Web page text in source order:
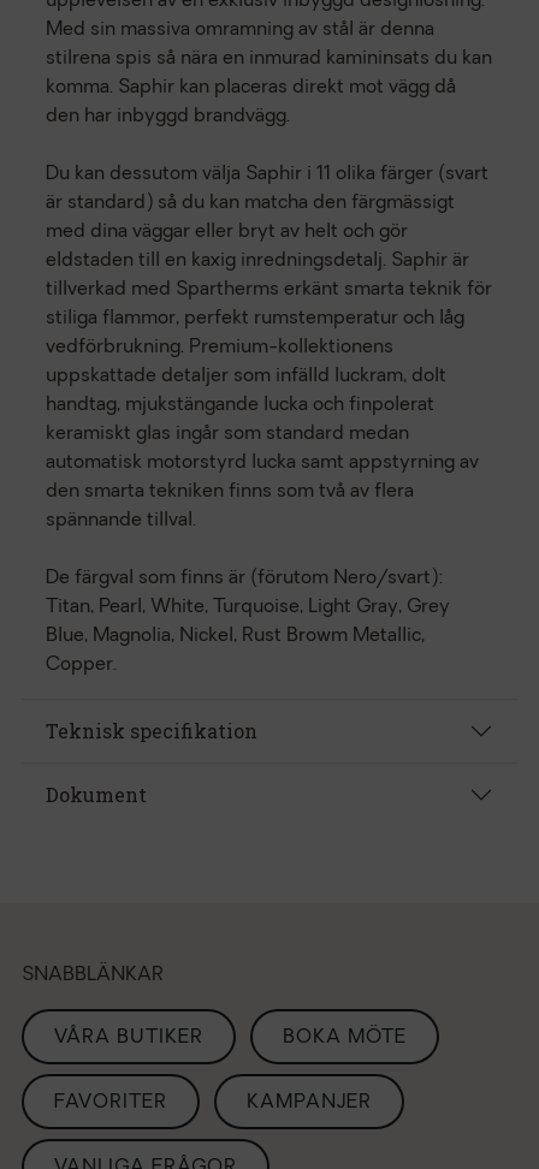
Med sin massiva omramning av stål är denna
stilrena spis så nära en inmurad kamininsats du kan
komma. Saphir kan placeras direkt mot vägg då
den har inbyggd brandvägg.
Du kan dessutom välja Saphir i 11 olika färger (svart
är standard) så du kan matcha den färgmässigt
med dina väggar eller bryt av helt och gör
eldstaden till en kaxig inredningsdetalj. Saphir är
tillverkad med Spartherms erkänt smarta teknik för
stiliga flammor, perfekt rumstemperatur och låg
vedförbrukning. Premium-kollektionens
uppskattade detaljer som infälld luckram, dolt
handtag, mjukstängande lucka och finpolerat
keramiskt glas ingår som standard medan
automatisk motorstyrd lucka samt appstyrning av
den smarta tekniken finns som två av flera
spännande tillval.
De färgval som finns är (förutom Nero/svart):
Titan, Pearl, White, Turquoise, Light Gray, Grey
Blue, Magnolia, Nickel, Rust Browm Metallic,
Copper.
Teknisk specifikation
Dokument
SNABBLÄNKAR
VÅRA BUTIKER BOKA MÖTE
FAVORITER KAMPANJER